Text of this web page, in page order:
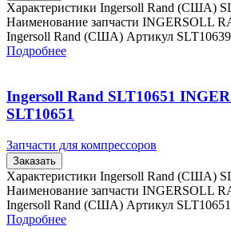
Характеристики Ingersoll Rand (США)
Наименование запчасти INGERSOLL
Ingersoll Rand (США) Артикул SLT10639
Подробнее
Ingersoll Rand SLT10651
SLT10651
Запчасти для компрессоров
Заказать
Характеристики Ingersoll Rand (США)
Наименование запчасти INGERSOLL
Ingersoll Rand (США) Артикул SLT10651
Подробнее